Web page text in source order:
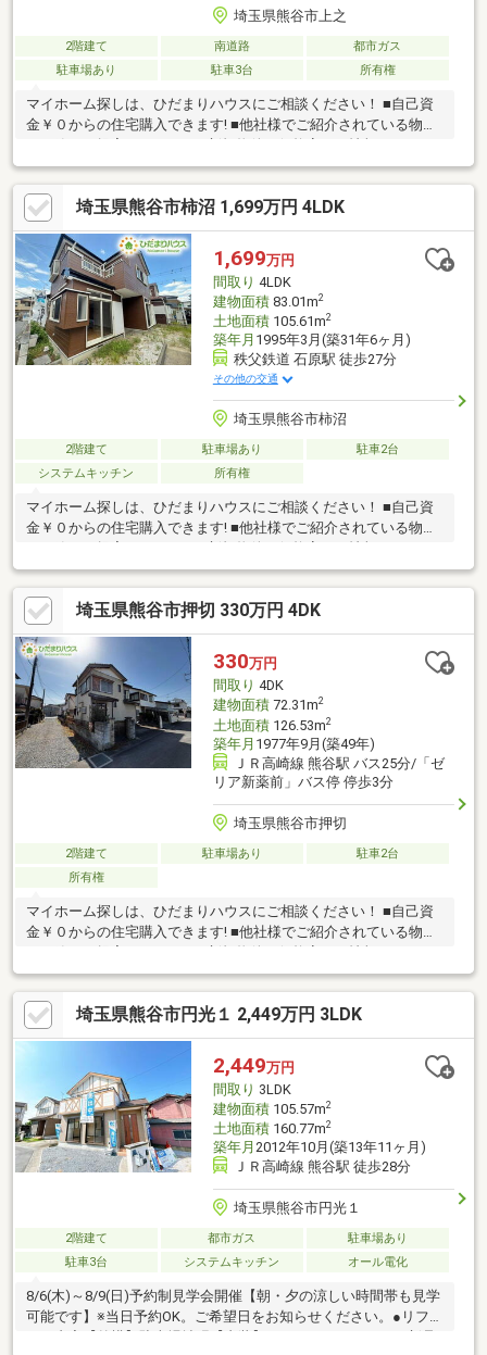
埼玉県熊谷市上之
2階建て 南道路
都市ガス
駐車場あり
駐車3台 所有権
マイホーム探しは、ひだまりハウスにご相談ください！ ■自己資
金￥０からの住宅購入できます! ■他社様でご紹介されている物件
スピーディーです。 ■インターネット非公開の物件もご紹介可能
です。 ■ご希望の方にはメールでのやりとりだけで大丈夫です。
■お忙しいときは現地待合せ＆現地解散できます。 ■平日のご見学
希望大歓迎です! ■住宅ローンアドバイザーが銀行手続きをお手伝
い致します。
埼玉県熊谷市柿沼 1,699万円 4LDK
1,699万円
間取り 4LDK
建物面積83.01m2
土地面積105.61m2
築年月 1995年3月(築31年6ヶ月)
秩父鉄道 石原駅 徒歩27分
その他の交通
埼玉県熊谷市柿沼
2階建て 駐車場あり
駐車2台
システムキッチン
所有権
マイホーム探しは、ひだまりハウスにご相談ください！ ■自己資
金￥０からの住宅購入できます! ■他社様でご紹介されている物件
スピーディーです。 ■インターネット非公開の物件もご紹介可能
です。 ■ご希望の方にはメールでのやりとりだけで大丈夫です。
■お忙しいときは現地待合せ＆現地解散できます。 ■平日のご見学
希望大歓迎です! ■住宅ローンアドバイザーが銀行手続きをお手伝
い致します。
埼玉県熊谷市押切 330万円 4DK
330万円
間取り 4DK
建物面積72.31m2
土地面積126.53m2
築年月 1977年9月(築49年)
ＪＲ高崎線 熊谷駅 バス25分/「ゼ
リア新薬前」バス停 停歩3分
埼玉県熊谷市押切
2階建て 駐車場あり
駐車2台
所有権
マイホーム探しは、ひだまりハウスにご相談ください！ ■自己資
金￥０からの住宅購入できます! ■他社様でご紹介されている物件
スピーディーです。 ■インターネット非公開の物件もご紹介可能
です。 ■ご希望の方にはメールでのやりとりだけで大丈夫です。
■お忙しいときは現地待合せ＆現地解散できます。 ■平日のご見学
希望大歓迎です! ■住宅ローンアドバイザーが銀行手続きをお手伝
埼玉県熊谷市円光１ 2,449万円 3LDK
2,449万円
間取り 3LDK
建物面積105.57m2
土地面積160.77m2
築年月 2012年10月(築13年11ヶ月)
ＪＲ高崎線 熊谷駅 徒歩28分
埼玉県熊谷市円光１
2階建て 都市ガス
駐車場あり
駐車3台
システムキッチン オール電化
8/6(木)～8/9(日)予約制見学会開催【朝・夕の涼しい時間帯も見学
可能です】※当日予約OK。ご希望日をお知らせください。●リフォ